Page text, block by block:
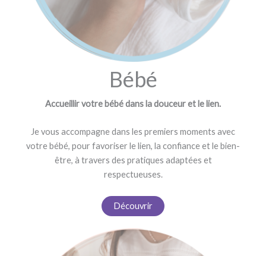
Bébé
Accueillir votre bébé dans la douceur et le lien.
Je vous accompagne dans les premiers moments avec
votre bébé, pour favoriser le lien, la confiance et le bien-
être, à travers des pratiques adaptées et
respectueuses.
Découvrir